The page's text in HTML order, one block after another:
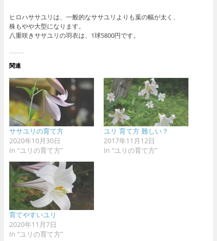
ヒロハササユリは、一般的なササユリよりも葉の幅が太く、
株もやや大型になります。
八重咲きササユリの羽衣は、1球5800円です。
関連
ササユリの育て方
2020年10月30日
In “ユリの育て方”
ユリ 育て方 難しい？
2017年11月12日
In “ユリの育て方”
育てやすいユリ
2020年11月7日
In “ユリの育て方”